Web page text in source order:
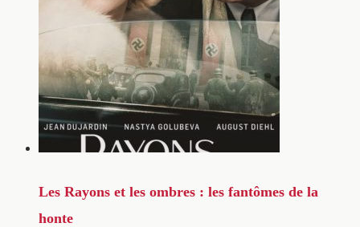
Les Rayons et les ombres : les fantômes de la
honte